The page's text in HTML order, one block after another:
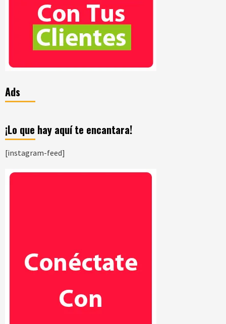
Ads
¡Lo que hay aquí te encantara!
[instagram-feed]